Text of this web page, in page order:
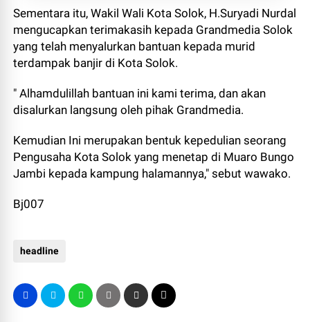
Sementara itu, Wakil Wali Kota Solok, H.Suryadi Nurdal
mengucapkan terimakasih kepada Grandmedia Solok
yang telah menyalurkan bantuan kepada murid
terdampak banjir di Kota Solok.
" Alhamdulillah bantuan ini kami terima, dan akan
disalurkan langsung oleh pihak Grandmedia.
Kemudian Ini merupakan bentuk kepedulian seorang
Pengusaha Kota Solok yang menetap di Muaro Bungo
Jambi kepada kampung halamannya," sebut wawako.
Bj007
headline